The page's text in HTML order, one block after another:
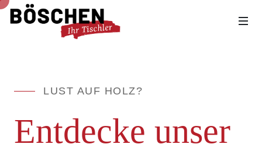
LUST AUF HOLZ?
Entdecke unser